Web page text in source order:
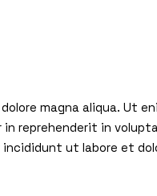
magna aliqua. Ut
reprehenderit in
ut labore et